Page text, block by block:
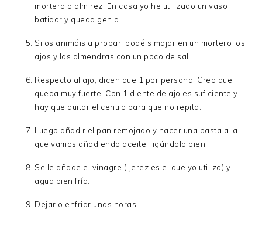
mortero o almirez. En casa yo he utilizado un vaso
batidor y queda genial.
Si os animáis a probar, podéis majar en un mortero los
ajos y las almendras con un poco de sal.
Respecto al ajo, dicen que 1 por persona. Creo que
queda muy fuerte. Con 1 diente de ajo es suficiente y
hay que quitar el centro para que no repita.
Luego añadir el pan remojado y hacer una pasta a la
que vamos añadiendo aceite, ligándolo bien.
Se le añade el vinagre ( Jerez es el que yo utilizo) y
agua bien fría.
Dejarlo enfriar unas horas.